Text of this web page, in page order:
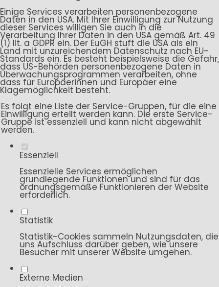
Einige Services verarbeiten personenbezogene
Daten in den USA. Mit Ihrer Einwilligung zur Nutzung
dieser Services willigen Sie auch in die
Verarbeitung Ihrer Daten in den USA gemäß Art. 49
(1) lit. a GDPR ein. Der EuGH stuft die USA als ein
Land mit unzureichendem Datenschutz nach EU-
Standards ein. Es besteht beispielsweise die Gefahr,
dass US-Behörden personenbezogene Daten in
Überwachungsprogrammen verarbeiten, ohne
dass für Europäerinnen und Europäer eine
Klagemöglichkeit besteht.
Es folgt eine Liste der Service-Gruppen, für die eine
Einwilligung erteilt werden kann. Die erste Service-
Gruppe ist essenziell und kann nicht abgewählt
werden.
Essenziell
Essenzielle Services ermöglichen
grundlegende Funktionen und sind für das
ordnungsgemäße Funktionieren der Website
erforderlich.
Statistik
Statistik-Cookies sammeln Nutzungsdaten, die
uns Aufschluss darüber geben, wie unsere
Besucher mit unserer Website umgehen.
Externe Medien